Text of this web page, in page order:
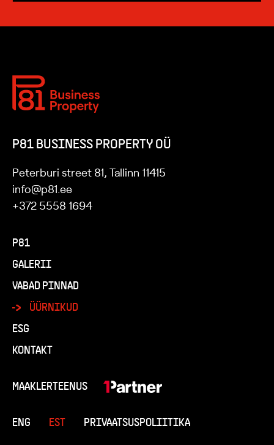
P81 BUSINESS PROPERTY OÜ
Peterburi street 81, Tallinn 11415
info@p81.ee
+372 5558 1694
P81
GALERII
VABAD PINNAD
ÜÜRNIKUD
ESG
KONTAKT
MAAKLERTEENUS
ENG EST PRIVAATSUSPOLIITIKA